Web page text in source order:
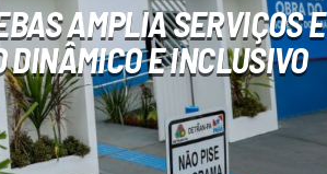
AMPLIA SERVIÇOS E
DINÂMICO E INCLUSIVO